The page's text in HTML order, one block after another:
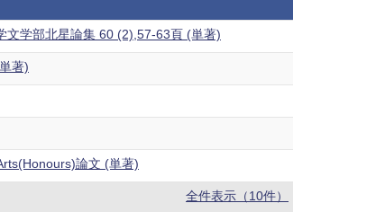
学部北星論集 60 (2),57-63頁 (単著)
著)
論文 (単著)
全件表示（10件）